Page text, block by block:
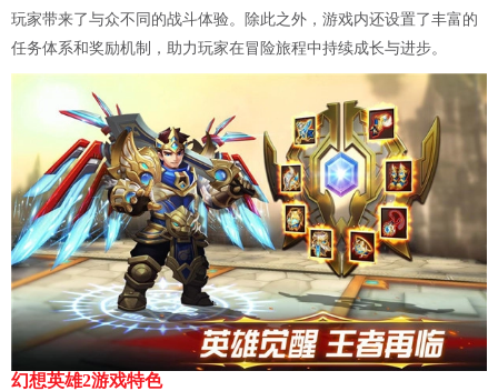
玩家带来了与众不同的战斗体验。除此之外，游戏内还设置了丰富的
任务体系和奖励机制，助力玩家在冒险旅程中持续成长与进步。
幻想英雄2游戏特色